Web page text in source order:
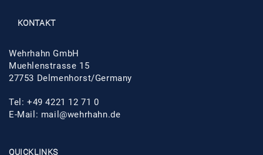
KONTAKT
Wehrhahn GmbH
Muehlenstrasse 15
27753 Delmenhorst/Germany
Tel: +49 4221 12 71 0
E-Mail: mail@wehrhahn.de
QUICKLINKS